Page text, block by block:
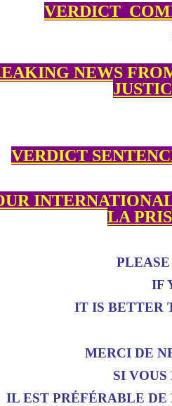
NEWS
VERDICT
LA
IF
IT IS BETTER
MERCI DE
SI
IL EST PRÉFÉRABLE